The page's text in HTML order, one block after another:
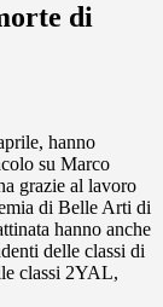
di
hanno
su Marco
grazie al lavoro
di Belle Arti di
hanno anche
delle classi di
classi 2YAL,